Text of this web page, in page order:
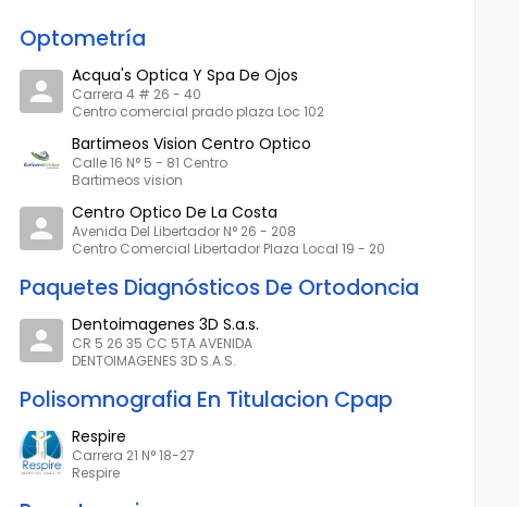
Optometría
Acqua's Optica Y Spa De Ojos
Carrera 4 # 26 - 40
Centro comercial prado plaza Loc 102
Bartimeos Vision Centro Optico
Calle 16 N° 5 - 81 Centro
Bartimeos vision
Centro Optico De La Costa
Avenida Del Libertador N° 26 - 208
Centro Comercial Libertador Plaza Local 19 - 20
Paquetes Diagnósticos De Ortodoncia
Dentoimagenes 3D S.a.s.
CR 5 26 35 CC 5TA AVENIDA
DENTOIMAGENES 3D S.A.S.
Polisomnografia En Titulacion Cpap
Respire
Carrera 21 N° 18-27
Respire